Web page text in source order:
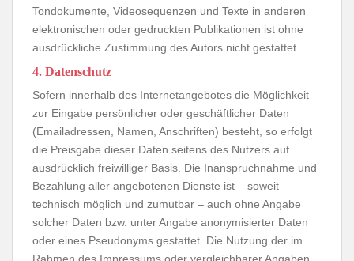
Tondokumente, Videosequenzen und Texte in anderen
elektronischen oder gedruckten Publikationen ist ohne
ausdrückliche Zustimmung des Autors nicht gestattet.
4. Datenschutz
Sofern innerhalb des Internetangebotes die Möglichkeit
zur Eingabe persönlicher oder geschäftlicher Daten
(Emailadressen, Namen, Anschriften) besteht, so erfolgt
die Preisgabe dieser Daten seitens des Nutzers auf
ausdrücklich freiwilliger Basis. Die Inanspruchnahme und
Bezahlung aller angebotenen Dienste ist – soweit
technisch möglich und zumutbar – auch ohne Angabe
solcher Daten bzw. unter Angabe anonymisierter Daten
oder eines Pseudonyms gestattet. Die Nutzung der im